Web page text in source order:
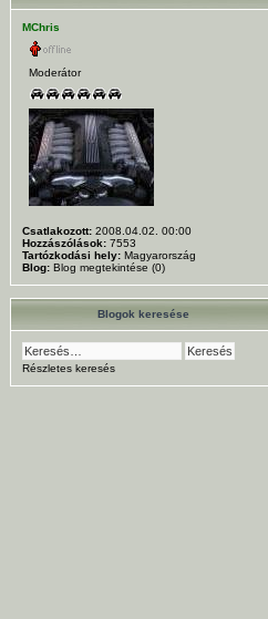
MChris
Moderátor
Csatlakozott: 2008.04.02. 00:00
Hozzászólások: 7553
Tartózkodási hely: Magyarország
Blog: Blog megtekintése (0)
Blogok keresése
Részletes keresés